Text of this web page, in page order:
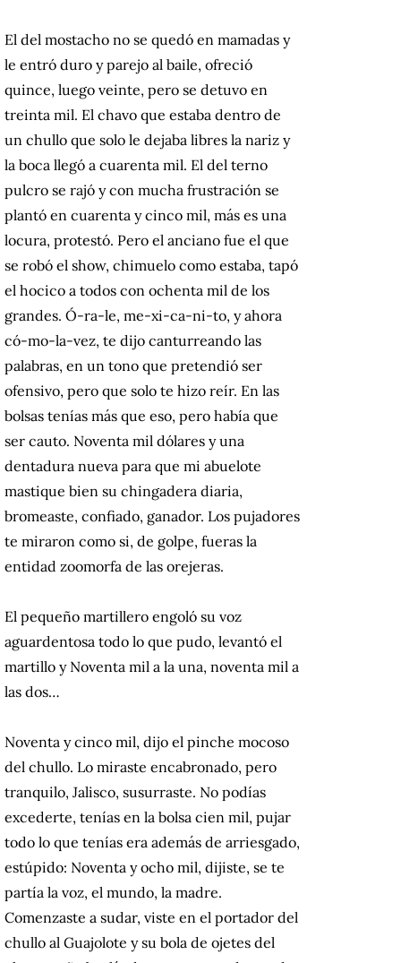
El del mostacho no se quedó en mamadas y
le entró duro y parejo al baile, ofreció
quince, luego veinte, pero se detuvo en
treinta mil. El chavo que estaba dentro de
un chullo que solo le dejaba libres la nariz y
la boca llegó a cuarenta mil. El del terno
pulcro se rajó y con mucha frustración se
plantó en cuarenta y cinco mil, más es una
locura, protestó. Pero el anciano fue el que
se robó el show, chimuelo como estaba, tapó
el hocico a todos con ochenta mil de los
grandes. Ó-ra-le, me-xi-ca-ni-to, y ahora
có-mo-la-vez, te dijo canturreando las
palabras, en un tono que pretendió ser
ofensivo, pero que solo te hizo reír. En las
bolsas tenías más que eso, pero había que
ser cauto. Noventa mil dólares y una
dentadura nueva para que mi abuelote
mastique bien su chingadera diaria,
bromeaste, confiado, ganador. Los pujadores
te miraron como si, de golpe, fueras la
entidad zoomorfa de las orejeras.
El pequeño martillero engoló su voz
aguardentosa todo lo que pudo, levantó el
martillo y Noventa mil a la una, noventa mil a
las dos…
Noventa y cinco mil, dijo el pinche mocoso
del chullo. Lo miraste encabronado, pero
tranquilo, Jalisco, susurraste. No podías
excederte, tenías en la bolsa cien mil, pujar
todo lo que tenías era además de arriesgado,
estúpido: Noventa y ocho mil, dijiste, se te
partía la voz, el mundo, la madre.
Comenzaste a sudar, viste en el portador del
chullo al Guajolote y su bola de ojetes del